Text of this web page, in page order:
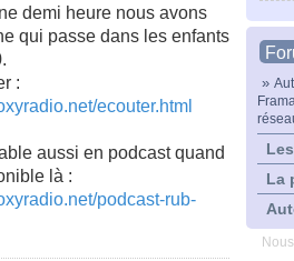
»
La
demi heure nous avons
qui passe dans les enfants
:
ecouter.html
aussi en podcast quand
là :
podcast-rub-